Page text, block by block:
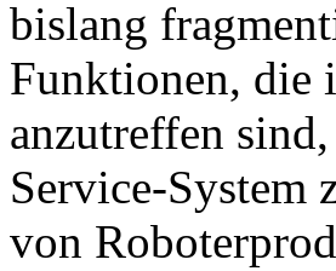
bislang
Funktionen, die
anzutreffen
Service-System
von